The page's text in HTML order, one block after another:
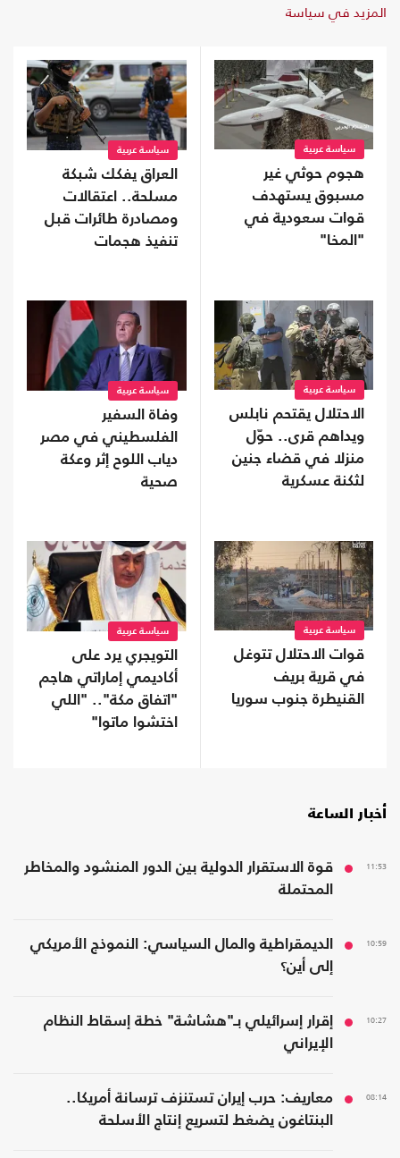
المزيد في سياسة
سياسة عربية
هجوم حوثي غير
مسبوق يستهدف
قوات سعودية في
"المخا"
سياسة عربية
العراق يفكك شبكة
مسلحة.. اعتقالات
ومصادرة طائرات قبل
تنفيذ هجمات
سياسة عربية
الاحتلال يقتحم نابلس
ويداهم قرى.. حوّل
منزلا في قضاء جنين
لثكنة عسكرية
سياسة عربية
وفاة السفير
الفلسطيني في مصر
دياب اللوح إثر وعكة
صحية
سياسة عربية
قوات الاحتلال تتوغل
في قرية بريف
القنيطرة جنوب سوريا
سياسة عربية
التويجري يرد على
أكاديمي إماراتي هاجم
"اتفاق مكة".. "اللي
اختشوا ماتوا"
أخبار الساعة
11:53
قوة الاستقرار الدولية بين الدور المنشود والمخاطر
المحتملة
10:59
الديمقراطية والمال السياسي: النموذج الأمريكي
إلى أين؟
10:27
إقرار إسرائيلي بـ"هشاشة" خطة إسقاط النظام
الإيراني
08:14
معاريف: حرب إيران تستنزف ترسانة أمريكا..
البنتاغون يضغط لتسريع إنتاج الأسلحة